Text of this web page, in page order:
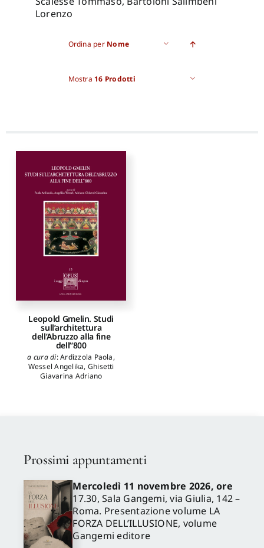
Lorenzo
Ordina per Nome
Mostra 16 Prodotti
Leopold Gmelin. Studi
sull’architettura
dell’Abruzzo alla fine
dell’‘800
a cura di:Ardizzola Paola,
Wessel Angelika, Ghisetti
Giavarina Adriano
Prossimi appuntamenti
Mercoledì 11 novembre 2026, ore
17.30, Sala Gangemi, via Giulia, 142 –
Roma. Presentazione volume LA
FORZA DELL’ILLUSIONE, volume
Gangemi editore